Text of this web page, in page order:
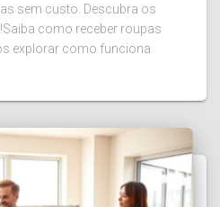
sem custo. Descubra os
como receber roupas
explorar como funciona